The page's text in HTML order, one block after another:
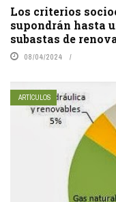
Los criterios
supondrán hasta
subastas de
08/04/2024
ARTÍCULOS